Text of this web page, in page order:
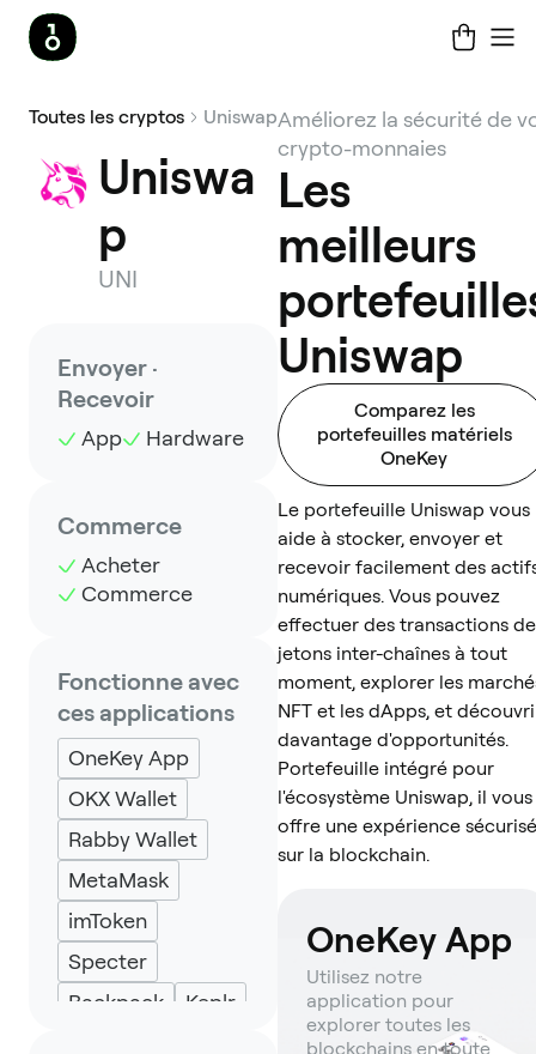
Toutes les cryptos Uniswap
Uniswa
p
UNI
Envoyer ·
Recevoir
App Hardware
Commerce
Acheter
Commerce
Fonctionne avec
ces applications
OneKey App
OKX Wallet
Rabby Wallet
MetaMask
imToken
Specter
Backpack
Keplr
Améliorez la sécurité de
crypto-monnaies
Les
meilleurs
Uniswap
Comparez les
portefeuilles matériels
OneKey
Le portefeuille Uniswap vous
aide à stocker, envoyer et
recevoir facilement des
numériques. Vous pouvez
effectuer des transactions de
jetons inter-chaînes à tout
moment, explorer les
NFT et les dApps, et
davantage d'opportunités.
Portefeuille intégré pour
l'écosystème Uniswap, il vous
offre une expérience
sur la blockchain.
OneKey App
Utilisez notre
application pour
explorer toutes les
blockchains en toute